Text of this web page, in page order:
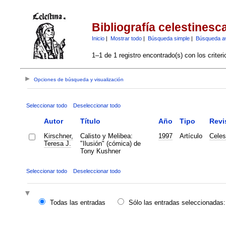
Bibliografía
Inicio| Mostrar todo| Búsqueda simple| Búsqueda
1–1 de 1 registro encontrado(s) con los
Opciones de búsqueda y visualización
Seleccionar todo Deseleccionar todo
Autor Título Año Tipo
Kirschner,
Teresa J.
Calisto y Melibea:
"Ilusión" (cómica) de
Tony Kushner
1997 Artículo
Seleccionar todo Deseleccionar todo
Todas las entradas
Sólo las entradas seleccionadas: